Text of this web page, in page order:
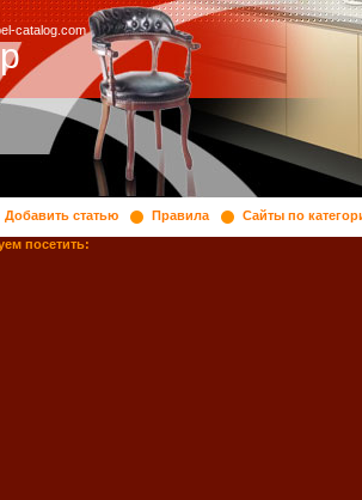
catalog.com
Добавить статью Правила Сайты по
посетить: